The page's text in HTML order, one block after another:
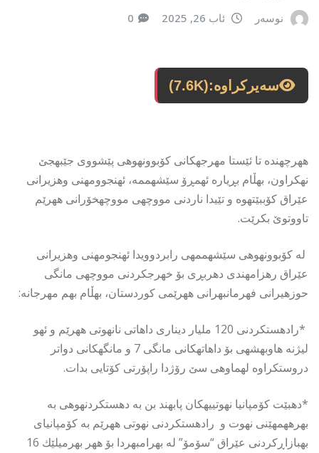
نوسەر ئاب 26, 2025 0
سەیرکراوە:(7.6K)
ههرچهنده تا ئێستا مهرجهكانی كۆبوونهوهی پێشووی جێبهجێ
نهكراون، بهڵام بڕیاره ئهمڕۆ سێشهممه، ئهنجوومهنی وهزیرانی
عێراق كۆببێتهوه و تێیدا ناردنی مووچهی مووچهخۆرانی ههرێم
تاووتوێ بكرێت.
له كۆبوونهوهی سێشهممهی رابردوویدا ئهنجومهنی وهزیرانی
عێراق رهزامهندی دهربڕی بۆ خهرجكردنی مووچهی مانگی
حوزهیرانی فهرمانبهرانی ههرێمی كوردستان، بهڵام بهم مهرجانه:
*رادهستكردنی 120 ملیار دیناری داهاتی نانهوتی ههرێم و ئهو
لیژنه هاوبهشهی بۆ داهاتهكانی مانگی 7 و مانگهكانی دواتر
دروستكراوه لهماوهی سێ رۆژدا راپۆرتی كۆتایی بدات.
*دهبێت كۆمپانیا نهوتییهكان پابهند بن به دهستكردنهوهی به
بهرههمهێنی نهوت و رادهستكردنی نهوتی ههرێم به كۆمپانیای
بهبازاڕكردنی عێراق “سۆمۆ” له بهرامبهردا بۆ ههر بهرمیلێك 16